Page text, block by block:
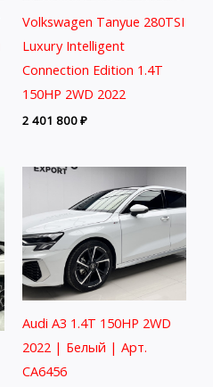
Volkswagen Tanyue 280TSI
Luxury Intelligent
Connection Edition 1.4T
150HP 2WD 2022
2 401 800₽
Audi A3 1.4T 150HP 2WD
2022 | Белый | Арт.
CA6456